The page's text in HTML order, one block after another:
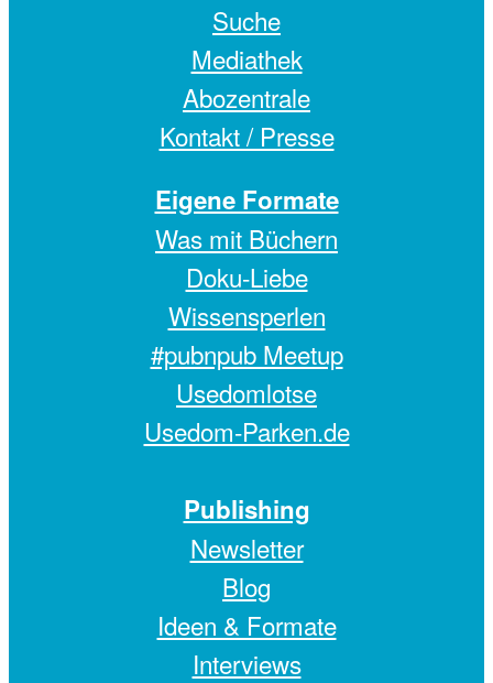
Suche
Mediathek
Abozentrale
Kontakt / Presse
Eigene Formate
Was mit Büchern
Doku-Liebe
Wissensperlen
#pubnpub Meetup
Usedomlotse
Usedom-Parken.de
Publishing
Newsletter
Blog
Ideen & Formate
Interviews